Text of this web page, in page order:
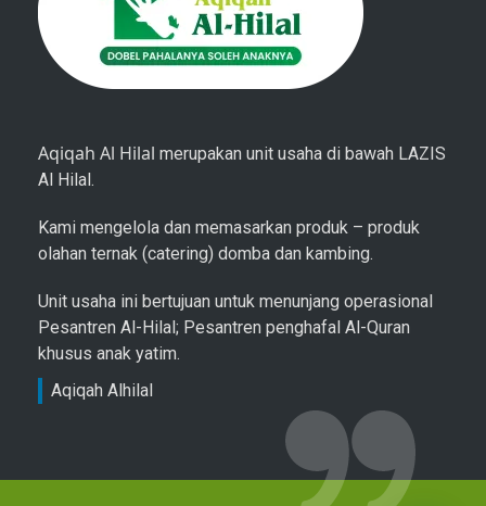
Aqiqah Al Hilal merupakan unit usaha di bawah LAZIS
Al Hilal.
Kami mengelola dan memasarkan produk – produk
olahan ternak (catering) domba dan kambing.
Unit usaha ini bertujuan untuk menunjang operasional
Pesantren Al-Hilal; Pesantren penghafal Al-Quran
khusus anak yatim.
Aqiqah Alhilal